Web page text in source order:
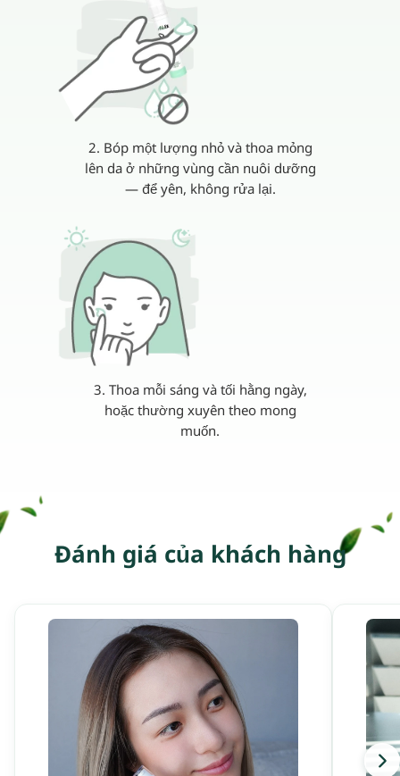
2. Bóp một lượng nhỏ và thoa mỏng
lên da ở những vùng cần nuôi dưỡng
— để yên, không rửa lại.
3. Thoa mỗi sáng và tối hằng ngày,
hoặc thường xuyên theo mong
muốn.
Đánh giá của khách hàng